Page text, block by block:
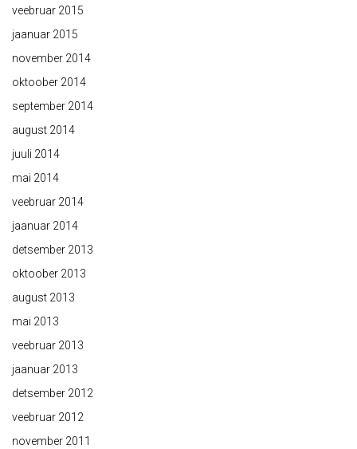
veebruar 2015
jaanuar 2015
november 2014
oktoober 2014
september 2014
august 2014
juuli 2014
mai 2014
veebruar 2014
jaanuar 2014
detsember 2013
oktoober 2013
august 2013
mai 2013
veebruar 2013
jaanuar 2013
detsember 2012
veebruar 2012
november 2011